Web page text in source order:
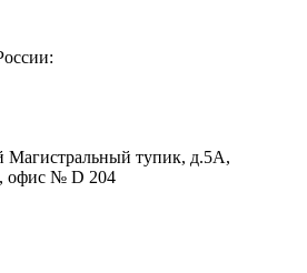
Магистральный тупик, д.5А,
офис № D 204